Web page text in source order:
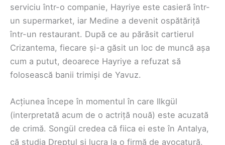
serviciu într-o companie, Hayriye este casieră într-
un supermarket, iar Medine a devenit ospătăriță
într-un restaurant. După ce au părăsit cartierul
Crizantema, fiecare și-a găsit un loc de muncă așa
cum a putut, deoarece Hayriye a refuzat să
folosească banii trimiși de Yavuz.
Acțiunea începe în momentul în care Ilkgül
(interpretată acum de o actriță nouă) este acuzată
de crimă. Songül credea că fiica ei este în Antalya,
că studia Dreptul și lucra la o firmă de avocatură.